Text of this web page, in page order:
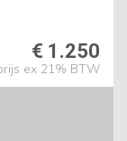
€ 1.250
ex 21% BTW